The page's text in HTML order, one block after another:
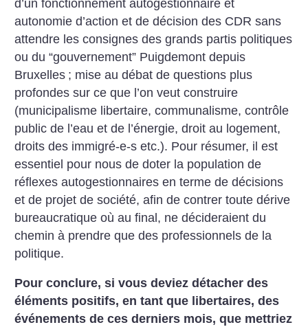
d’un fonctionnement autogestionnaire et
autonomie d’action et de décision des CDR sans
attendre les consignes des grands partis politiques
ou du “gouvernement” Puigdemont depuis
Bruxelles ; mise au débat de questions plus
profondes sur ce que l’on veut construire
(municipalisme libertaire, communalisme, contrôle
public de l’eau et de l’énergie, droit au logement,
droits des immigré-e-s etc.). Pour résumer, il est
essentiel pour nous de doter la population de
réflexes autogestionnaires en terme de décisions
et de projet de société, afin de contrer toute dérive
bureaucratique où au final, ne décideraient du
chemin à prendre que des professionnels de la
politique.
Pour conclure, si vous deviez détacher des
éléments positifs, en tant que libertaires, des
événements de ces derniers mois, que mettriez